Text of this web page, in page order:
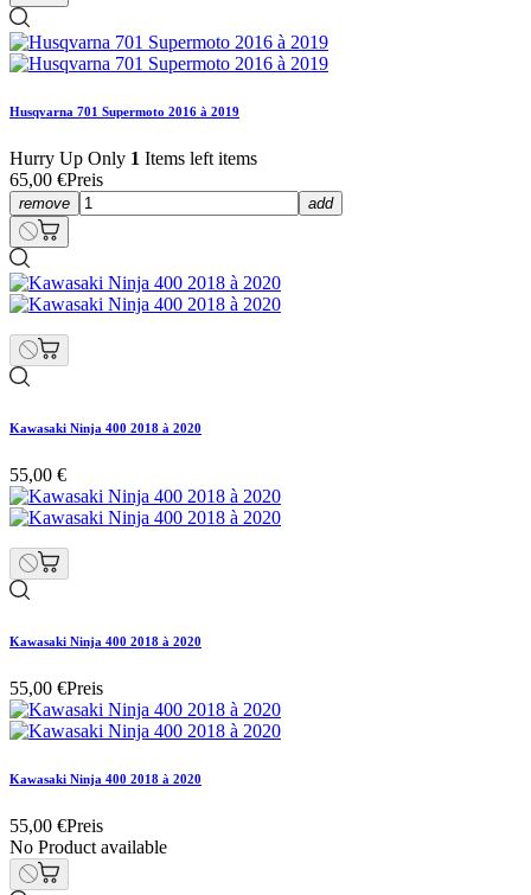
Husqvarna 701 Supermoto 2016 à 2019
Hurry Up Only 1 Items left items
65,00 €Preis
remove add
Kawasaki Ninja 400 2018 à 2020
55,00 €
Kawasaki Ninja 400 2018 à 2020
55,00 €Preis
Kawasaki Ninja 400 2018 à 2020
55,00 €Preis
No Product available